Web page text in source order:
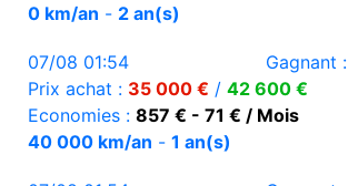
0 km/an - 2 an(s)
07/08 01:54 Gagnant :
Prix achat : 35 000 € / 42 600 €
Economies : 857 € - 71 € / Mois
40 000 km/an - 1 an(s)